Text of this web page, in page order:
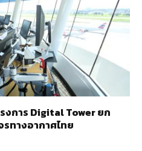
งการ Digital Tower ยก
รทางอากาศไทย